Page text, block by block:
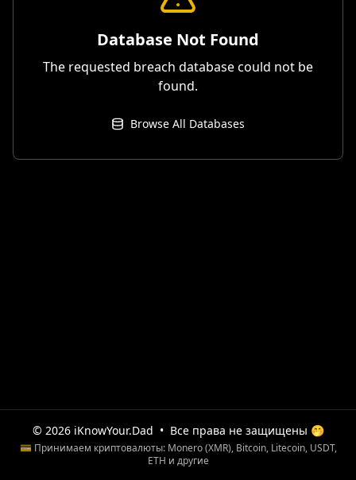
Database Not Found
The requested breach database could not be
found.
Browse All Databases
© 2026 iKnowYour.Dad • Все права не защищены 🤭
💳 Принимаем криптовалюты: Monero (XMR), Bitcoin, Litecoin, USDT,
ETH и другие